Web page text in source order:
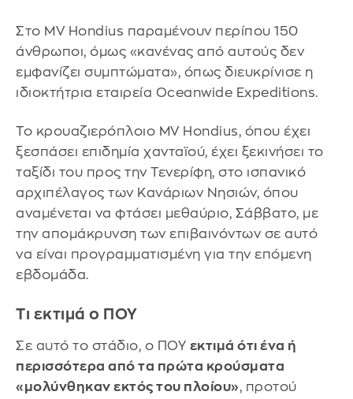
Στο MV Hondius παραμένουν περίπου 150
άνθρωποι, όμως «κανένας από αυτούς δεν
εμφανίζει συμπτώματα», όπως διευκρίνισε η
ιδιοκτήτρια εταιρεία Oceanwide Expeditions.
Το κρουαζιερόπλοιο MV Hondius, όπου έχει
ξεσπάσει επιδημία χανταϊού, έχει ξεκινήσει το
ταξίδι του προς την Τενερίφη, στο ισπανικό
αρχιπέλαγος των Κανάριων Νησιών, όπου
αναμένεται να φτάσει μεθαύριο, Σάββατο, με
την απομάκρυνση των επιβαινόντων σε αυτό
να είναι προγραμματισμένη για την επόμενη
εβδομάδα.
Τι εκτιμά ο ΠΟΥ
Σε αυτό το στάδιο, ο ΠΟΥ εκτιμά ότι ένα ή
περισσότερα από τα πρώτα κρούσματα
«μολύνθηκαν εκτός του πλοίου», προτού